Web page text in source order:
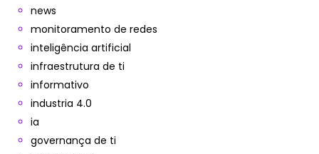
news
monitoramento de redes
inteligência artificial
infraestrutura de ti
informativo
industria 4.0
ia
governança de ti